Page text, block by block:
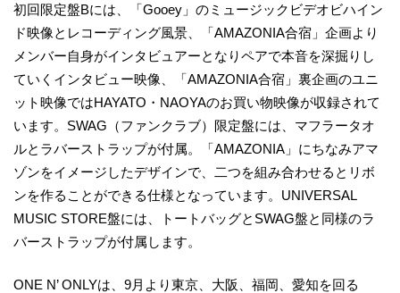
初回限定盤Bには、「Gooey」のミュージックビデオビハイン
ド映像とレコーディング風景、「AMAZONIA合宿」企画より
メンバー自身がインタビュアーとなりペアで本音を深掘りし
ていくインタビュー映像、「AMAZONIA合宿」裏企画のユニ
ット映像ではHAYATO・NAOYAのお買い物映像が収録されて
います。SWAG（ファンクラブ）限定盤には、マフラータオ
ルとラバーストラップが付属。「AMAZONIA」にちなみアマ
ゾンをイメージしたデザインで、二つを組み合わせるとリボ
ンを作ることができる仕様となっています。UNIVERSAL
MUSIC STORE盤には、トートバッグとSWAG盤と同様のラ
バーストラップが付属します。
ONE N’ ONLYは、9月より東京、大阪、福岡、愛知を回る